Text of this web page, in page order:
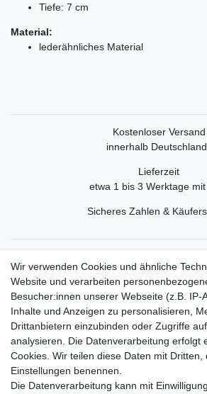
Tiefe: 7 cm
Material:
lederähnliches Material
Kostenloser Versand
innerhalb
Lieferzeit
etwa 1 bis 3 Werktage mit
Sicheres Zahlen &
Rechtliche Informationen
Widerrufsrecht
Widerrufsformular
Datenschutzerklärung
AGB
Wir verwenden Cookies und ähnliche
Website und verarbeiten
Besucher:innen unserer Webseite (z.B. IP-
Inhalte und Anzeigen zu personalisieren,
Drittanbietern einzubinden oder Zugriffe
analysieren. Die Datenverarbeitung erfolgt
Cookies. Wir teilen diese Daten mit Dritten,
Einstellungen benennen.
Die Datenverarbeitung kann mit